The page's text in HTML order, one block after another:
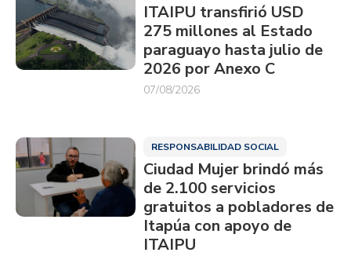
ITAIPU transfirió USD
275 millones al Estado
paraguayo hasta julio de
2026 por Anexo C
07/08/2026
RESPONSABILIDAD SOCIAL
Ciudad Mujer brindó más
de 2.100 servicios
gratuitos a pobladores de
Itapúa con apoyo de
ITAIPU